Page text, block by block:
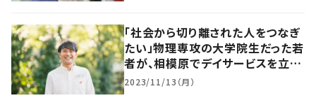
「社会から切り離された人をつなぎ
たい」物理専攻の大学院生だった若
者が、相模原でデイサービスを立ち
上げたワケ
2023/11/13（月）